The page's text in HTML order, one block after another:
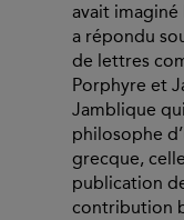
avait
a répondu
de lettres
Porphyre et
Jamblique
philosophe
grecque,
publication
contribution